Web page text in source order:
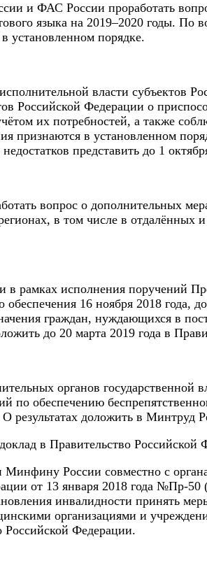
и ФАС России проработать
языка на 2019–2020 годы.
установленном порядке.
власти субъектов
Российской Федерации о
их потребностей, а также
признаются в установленном
представить до 1
вопрос о дополнительных
в том числе в отдалённых
рамках исполнения поручений
16 ноября 2018 года,
граждан, нуждающихся в
до 20 марта 2019 года в
органов государственной
по обеспечению
доложить в Минтруд
в Правительство Российской
России совместно с
от 13 января 2018 года №Пр-
инвалидности принять
организациями и
Российской Федерации.